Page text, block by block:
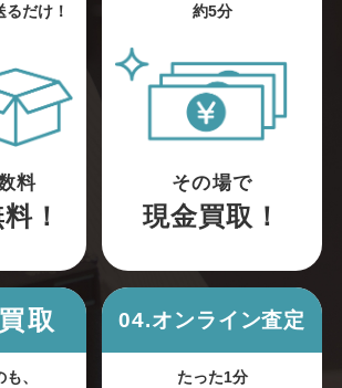
だけ！
料
！
約5分
その場で
現金買取！
取
、
04.オンライン査定
たった1分